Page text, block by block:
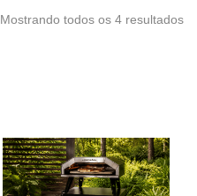
Mostrando todos os 4 resultados